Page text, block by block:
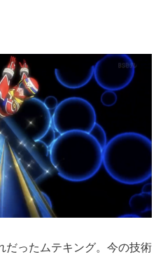
だったムテキング。今の技術